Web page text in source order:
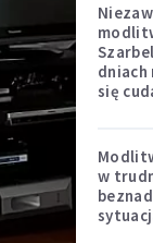
dniach
się
w